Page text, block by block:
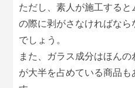
ただし、素人が施工する
の際に剥がさなければな
でしょう。
また、ガラス成分はほん
が大半を占めている商品